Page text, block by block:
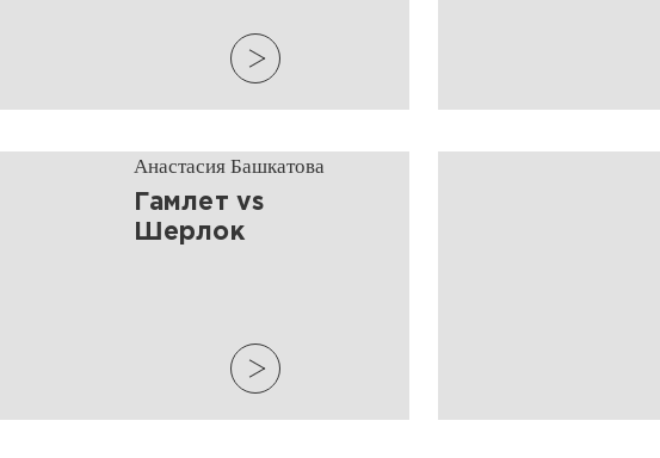
Анастасия Башкатова
​Гамлет vs
Шерлок